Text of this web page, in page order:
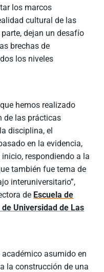
los marcos
cultural de las
dejan un desafío
brechas de
los niveles
hemos realizado
de las prácticas
disciplina, el
en la evidencia,
respondiendo a la
también fue tema de
interuniversitario”,
de Escuela de
Universidad de Las
asumido en
la construcción de una